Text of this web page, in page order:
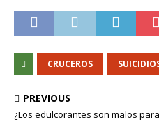
CRUCEROS
PREVIOUS
¿Los edulcorantes son malos